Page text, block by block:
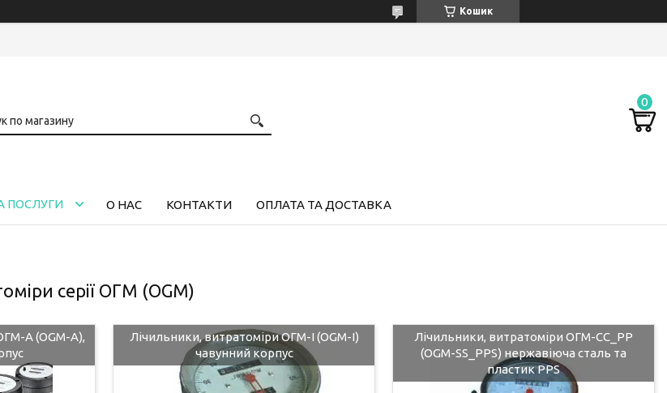
Кошик
ПОСЛУГИ О НАС КОНТАКТИ ОПЛАТА ТА ДОСТАВКА
серії ОГМ (OGM)
А (OGM-A),
Лічильники, витратоміри ОГМ-І (OGM-I)
чавунний корпус
Лічильники, витратоміри ОГМ-СС_РР
(OGM-SS_PPS) нержавіюча сталь та
пластик PPS